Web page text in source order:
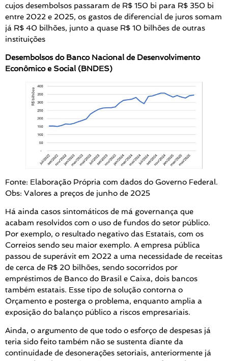
cujos desembolsos passaram de R$ 150 bi para R$ 350 bi
entre 2022 e 2025, os gastos de diferencial de juros somam
já R$ 40 bilhões, junto a quase R$ 10 bilhões de outras
instituições
Desembolsos do Banco Nacional de Desenvolvimento
Econômico e Social (BNDES)
Fonte: Elaboração Própria com dados do Governo Federal.
Obs: Valores a preços de junho de 2025
Há ainda casos sintomáticos de má governança que
acabam resolvidos com o uso de fundos do setor público.
Por exemplo, o resultado negativo das Estatais, com os
Correios sendo seu maior exemplo. A empresa pública
passou de superávit em 2022 a uma necessidade de receitas
de cerca de R$ 20 bilhões, sendo socorridos por
empréstimos de Banco do Brasil e Caixa, dois bancos
também estatais. Esse tipo de solução contorna o
Orçamento e posterga o problema, enquanto amplia a
exposição do balanço público a riscos empresariais.
Ainda, o argumento de que todo o esforço de despesas já
teria sido feito também não se sustenta diante da
continuidade de desonerações setoriais, anteriormente já